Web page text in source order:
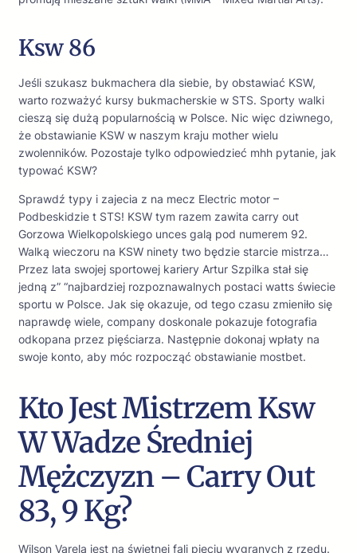
Ksw 86
Jeśli szukasz bukmachera dla siebie, by obstawiać KSW,
warto rozważyć kursy bukmacherskie w STS. Sporty walki
cieszą się dużą popularnością w Polsce. Nic więc dziwnego,
że obstawianie KSW w naszym kraju mother wielu
zwolenników. Pozostaje tylko odpowiedzieć mhh pytanie, jak
typować KSW?
Sprawdź typy i zajecia z na mecz Electric motor –
Podbeskidzie t STS! KSW tym razem zawita carry out
Gorzowa Wielkopolskiego unces galą pod numerem 92.
Walką wieczoru na KSW ninety two będzie starcie mistrza…
Przez lata swojej sportowej kariery Artur Szpilka stał się
jedną z” “najbardziej rozpoznawalnych postaci watts świecie
sportu w Polsce. Jak się okazuje, od tego czasu zmieniło się
naprawdę wiele, company doskonale pokazuje fotografia
odkopana przez pięściarza. Następnie dokonaj wpłaty na
swoje konto, aby móc rozpocząć obstawianie mostbet.
Kto Jest Mistrzem Ksw
W Wadze Średniej
Mężczyzn – Carry Out
83, 9 Kg?
Wilson Varela jest na świetnej fali pięciu wygranych z rzędu.